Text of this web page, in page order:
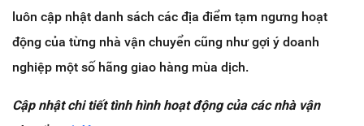
luôn cập nhật danh sách các địa điểm tạm ngưng hoạt
động của từng nhà vận chuyển cũng như gợi ý doanh
nghiệp một số hãng giao hàng mùa dịch.
Cập nhật chi tiết tình hình hoạt động của các nhà vận